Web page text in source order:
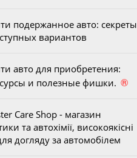
подержанное авто: секреты
вариантов
авто для приобретения:
и полезные фишки. ®
Care Shop - магазин
та автохімії, високоякісні
догляду за автомобілем